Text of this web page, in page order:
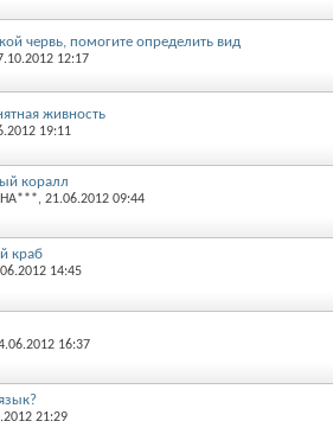
червь, помогите определить вид
12:17
живность
19:11
коралл
, 21.06.2012 09:44
краб
14:45
16:37
21:29